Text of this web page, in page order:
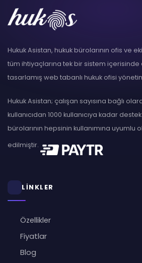
Hukuk Asistan, hukuk bürolarının ofis ve
tüm ihtiyaçlarına tek bir sistem
tasarlamış web tabanlı hukuk ofisi
Hukuk Asistan; çalışan sayısına bağlı
kullanıcıdan 1000 kullanıcıya kadar
bürolarının hepsinin kullanımına uyumlu
edilmiştir.
LİNKLER
Özellikler
Fiyatlar
Blog